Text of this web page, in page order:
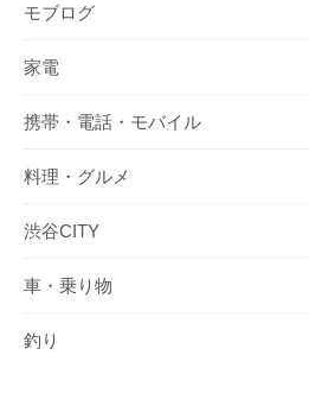
モブログ
家電
携帯・電話・モバイル
料理・グルメ
渋谷CITY
車・乗り物
釣り